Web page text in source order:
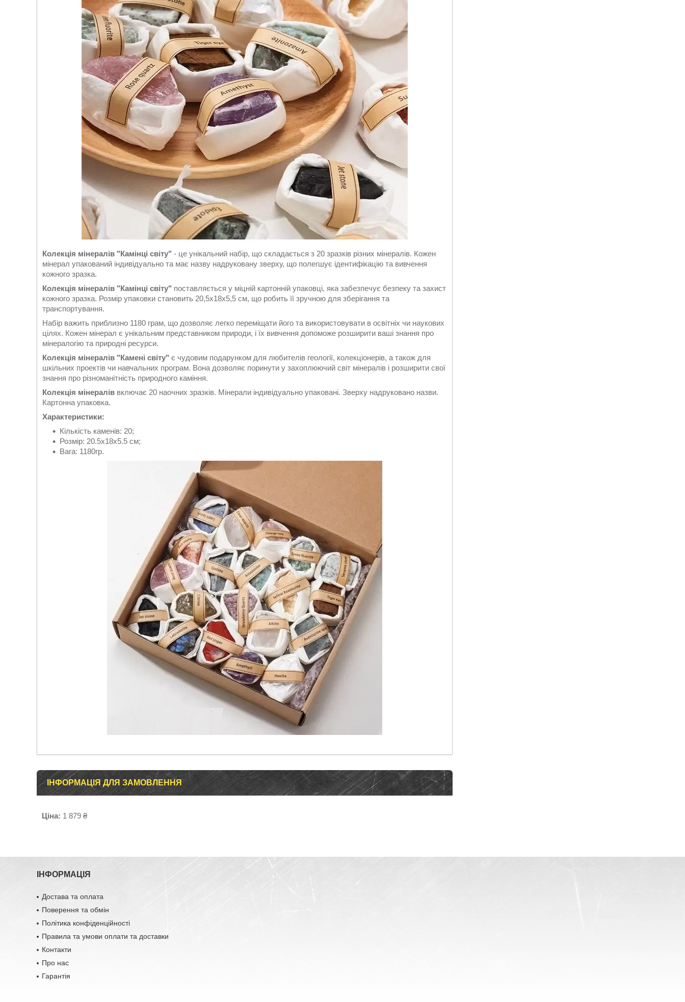
Колекція мінералів "Камінці світу" - це унікальний набір, що складається з 20 зразків різних мінералів. Кожен
мінерал упакований індивідуально та має назву надруковану зверху, що полегшує ідентифікацію та вивчення
кожного зразка.
Колекція мінералів "Камінці світу" поставляється у міцній картонній упаковці, яка забезпечує безпеку та захист
кожного зразка. Розмір упаковки становить 20,5х18х5,5 см, що робить її зручною для зберігання та
транспортування.
Набір важить приблизно 1180 грам, що дозволяє легко переміщати його та використовувати в освітніх чи наукових
цілях. Кожен мінерал є унікальним представником природи, і їх вивчення допоможе розширити ваші знання про
мінералогію та природні ресурси.
Колекція мінералів "Камені світу" є чудовим подарунком для любителів геології, колекціонерів, а також для
шкільних проектів чи навчальних програм. Вона дозволяє поринути у захоплюючий світ мінералів і розширити свої
знання про різноманітність природного каміння.
Колекція мінералів включає 20 наочних зразків. Мінерали індивідуально упаковані. Зверху надруковано назви.
Картонна упаковка.
Характеристики:
Кількість каменів: 20;
Розмір: 20.5x18х5.5 см;
Вага: 1180гр.
ІНФОРМАЦІЯ ДЛЯ ЗАМОВЛЕННЯ
Ціна: 1 879 ₴
ІНФОРМАЦІЯ
Достава та оплата
Поверення та обмін
Політика конфіденційності
Правила та умови оплати та доставки
Контакти
Про нас
Гарантія